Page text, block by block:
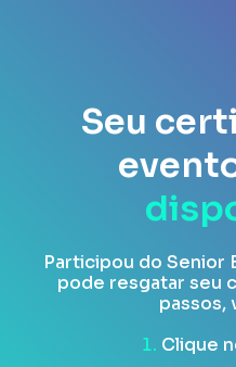
Seu
Participou do Senior
pode resgatar seu
passos,
1. Clique